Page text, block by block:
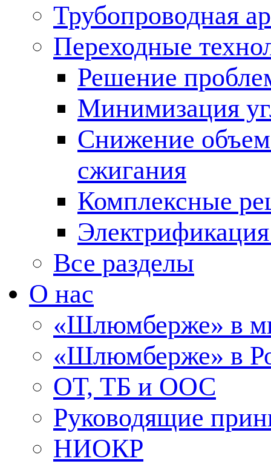
Трубопроводная
Переходные
Решение
Минимизация
Снижение
сжигания
Комплексные
Все разделы
О нас
«Шлюмберже» в
«Шлюмберже» в
ОТ, ТБ и ООС
Руководящие
НИОКР